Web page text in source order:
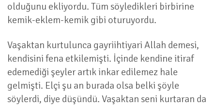
olduğunu ekliyordu. Tüm söyledikleri birbirine
kemik-eklem-kemik gibi oturuyordu.
Vaşaktan kurtulunca gayriihtiyari Allah demesi,
kendisini fena etkilemişti. İçinde kendine itiraf
edemediği şeyler artık inkar edilemez hale
gelmişti. Elçi şu an burada olsa belki şöyle
söylerdi, diye düşündü. Vaşaktan seni kurtaran da